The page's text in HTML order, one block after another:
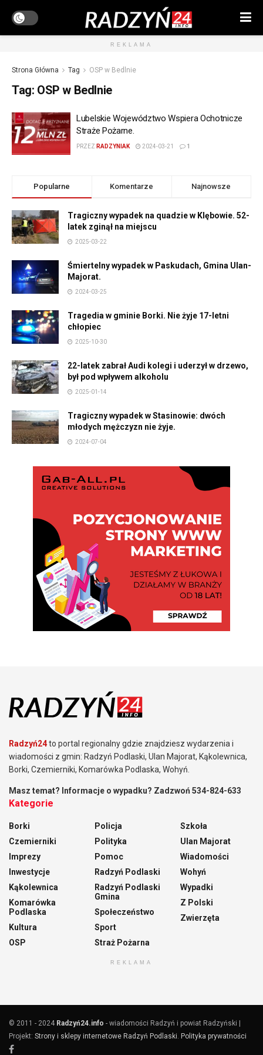
REKLAMA
Strona Główna Tag OSP w Bedlnie
Tag: OSP w Bedlnie
Lubelskie Województwo Wspiera Ochotnicze
Straże Pożarne.
PRZEZ RADZYNIAK 2024-03-21 1
Popularne Komentarze Najnowsze
Tragiczny wypadek na quadzie w Klębowie. 52-
latek zginął na miejscu
2025-03-22
Śmiertelny wypadek w Paskudach, Gmina Ulan-
Majorat.
2024-03-25
Tragedia w gminie Borki. Nie żyje 17-letni
chłopiec
2025-10-30
22-latek zabrał Audi kolegi i uderzył w drzewo,
był pod wpływem alkoholu
2025-01-14
Tragiczny wypadek w Stasinowie: dwóch
młodych mężczyzn nie żyje.
2024-07-04
Radzyń24to portal regionalny gdzie znajdziesz wydarzenia i
wiadomości z gmin: Radzyń Podlaski, Ulan Majorat, Kąkolewnica,
Borki, Czemierniki, Komarówka Podlaska, Wohyń.
Masz temat? Informacje o wypadku? Zadzwoń 534-824-633
Kategorie
Borki
Czemierniki
Imprezy
Inwestycje
Kąkolewnica
Komarówka
Podlaska
Kultura
OSP
Policja
Polityka
Pomoc
Radzyń Podlaski
Radzyń Podlaski
Gmina
Społeczeństwo
Sport
Straż Pożarna
Szkoła
Ulan Majorat
Wiadomości
Wohyń
Wypadki
Z Polski
Zwierzęta
REKLAMA
© 2011 - 2024 Radzyń24.info - wiadomości Radzyń i powiat Radzyński |
Projekt: Strony i sklepy internetowe Radzyń Podlaski Polityka prywatności